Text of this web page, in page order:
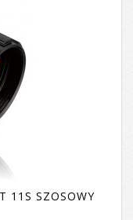
11S SZOSOWY